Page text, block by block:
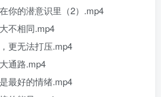
你的潜意识里（2）.mp4
不相同.mp4
更无法打压.mp4
通路.mp4
最好的情绪.mp4